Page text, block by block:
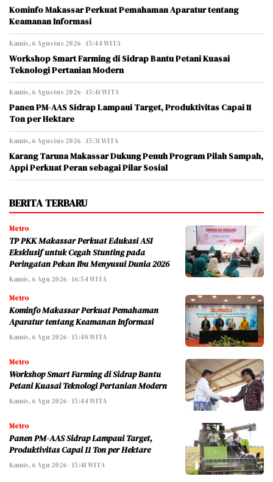
Kominfo Makassar Perkuat Pemahaman Aparatur tentang
Keamanan Informasi
Kamis, 6 Agustus 2026 - 15:44 WITA
Workshop Smart Farming di Sidrap Bantu Petani Kuasai
Teknologi Pertanian Modern
Kamis, 6 Agustus 2026 - 15:41 WITA
Panen PM-AAS Sidrap Lampaui Target, Produktivitas Capai 11
Ton per Hektare
Kamis, 6 Agustus 2026 - 15:31 WITA
Karang Taruna Makassar Dukung Penuh Program Pilah Sampah,
Appi Perkuat Peran sebagai Pilar Sosial
BERITA TERBARU
Metro
TP PKK Makassar Perkuat Edukasi ASI
Eksklusif untuk Cegah Stunting pada
Peringatan Pekan Ibu Menyusui Dunia 2026
Kamis, 6 Agu 2026 - 16:54 WITA
Metro
Kominfo Makassar Perkuat Pemahaman
Aparatur tentang Keamanan Informasi
Kamis, 6 Agu 2026 - 15:48 WITA
Metro
Workshop Smart Farming di Sidrap Bantu
Petani Kuasai Teknologi Pertanian Modern
Kamis, 6 Agu 2026 - 15:44 WITA
Metro
Panen PM-AAS Sidrap Lampaui Target,
Produktivitas Capai 11 Ton per Hektare
Kamis, 6 Agu 2026 - 15:41 WITA